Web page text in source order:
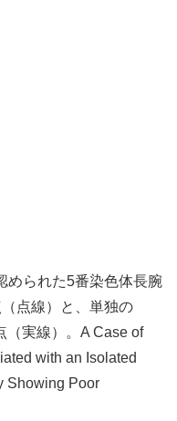
られた5番染色体長腕
点線）と、単独の
（実線）。A Case of
with an Isolated
Showing Poor